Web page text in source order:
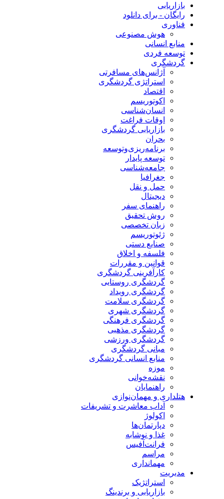
بازاریابی
رایگان - برای دانلود
فناوری
هوش مصنوعی
منابع انسانی
توسعه فردی
گردشگری
آژانس‌های مسافرتی
استراتژی گردشگری
اقتصاد
اکوتوریسم
انسان‌شناسی
اوقات فراغت
بازاریابی گردشگری
بحران
برنامه‌ریزی‌وتوسعه
توسعه پایدار
جامعه‌شناسی
جغرافیا
حمل و نقل
دیجیتال
راهنمای سفر
روش تحقیق
زبان تخصصی
ژئوتوریسم
صنایع دستی
فلسفه و اخلاق
قوانین و مقررات
کارآفرینی گردشگری
گردشگری روستایی
گردشگری رویداد
گردشگری سلامت
گردشگری شهری
گردشگری فرهنگی
گردشگری مذهبی
گردشگری ورزشی
مبانی گردشگری
منابع انسانی گردشگری
موزه
نقشه‌خوانی
راهنمایان
هتلداری و مهمان‌نوازی
آداب معاشرت و تشریفات
اکولوژ
دپارتمان‌ها
غذا و نوشابه
فرانت‌آفیس
مراسم
مهمانداری
مدیریت
استراتژیک
بازاریابی و برندینگ